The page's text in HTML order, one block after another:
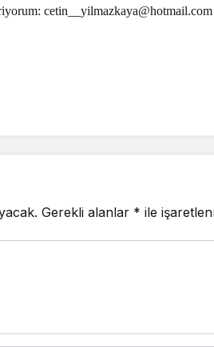
cetin__yilmazkaya@hotmail.com
Gerekli alanlar * ile